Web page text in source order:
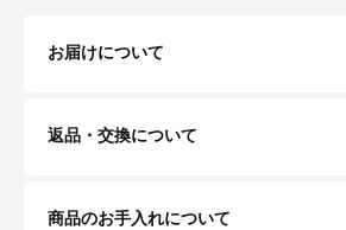
お届けについて
返品・交換について
商品のお手入れについて